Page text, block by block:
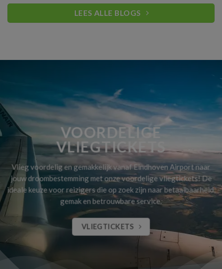
LEES ALLE BLOGS
VOORDELIGE
VLIEGTICKETS
Vlieg voordelig en gemakkelijk vanaf Eindhoven Airport naar
jouw droombestemming met onze voordelige vliegtickets! De
ideale keuze voor reizigers die op zoek zijn naar betaalbaarheid,
gemak en betrouwbare service.
VLIEGTICKETS